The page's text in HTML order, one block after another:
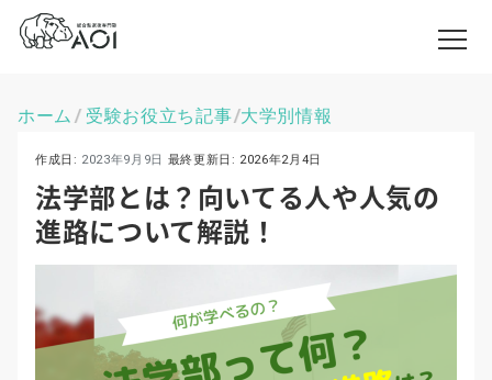
ホーム \ 受験お役立ち記事\大学別情報
作成日: 2023年9月9日 最終更新日: 2026年2月4日
法学部とは？向いてる人や人気の
進路について解説！